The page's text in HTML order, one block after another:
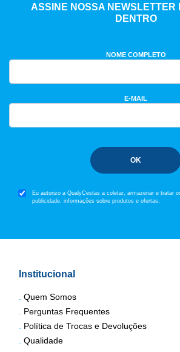
ASSINE NOSSA NEWSLETTER
DENTRO
NOME COMPLETO
E-MAIL
OK
Eu autorizo a QualyCestas a coletar, armazenar e tratar
publicidade, informações sobre produtos e ofertas.
Institucional
Quem Somos
Perguntas Frequentes
Política de Trocas e Devoluções
Qualidade